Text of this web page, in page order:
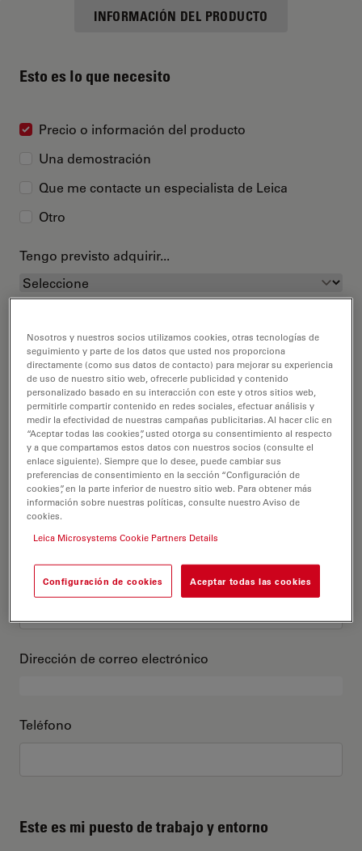
INFORMACIÓN DEL PRODUCTO
Esto es lo que necesito
Precio o información del producto
Una demostración
Que me contacte un especialista de Leica
Otro
Tengo previsto adquirir...
Este es mi perfil
Título académico opcional
Nombre
Apellido
Dirección de correo electrónico
Teléfono
Este es mi puesto de trabajo y entorno
Nosotros y nuestros socios utilizamos cookies, otras tecnologías de
seguimiento y parte de los datos que usted nos proporciona
directamente (como sus datos de contacto) para mejorar su experiencia
de uso de nuestro sitio web, ofrecerle publicidad y contenido
personalizado basado en su interacción con este y otros sitios web,
permitirle compartir contenido en redes sociales, efectuar análisis y
medir la efectividad de nuestras campañas publicitarias. Al hacer clic en
“Aceptar todas las cookies”, usted otorga su consentimiento al respecto
y a que compartamos estos datos con nuestros socios (consulte el
enlace siguiente). Siempre que lo desee, puede cambiar sus
preferencias de consentimiento en la sección “Configuración de
cookies”, en la parte inferior de nuestro sitio web. Para obtener más
información sobre nuestras políticas, consulte nuestro Aviso de
cookies.
Leica Microsystems Cookie Partners Details
Configuración de cookies Aceptar todas las cookies